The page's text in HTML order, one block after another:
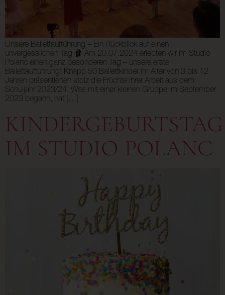
Unsere Ballettaufführung – Ein Rückblick auf einen
unvergesslichen Tag 🩰 Am 20.07.2024 erlebten wir im Studio
Polanc einen ganz besonderen Tag – unsere erste
Ballettaufführung! Knapp 50 Ballettkinder im Alter von 3 bis 12
Jahren präsentierten stolz die Früchte ihrer Arbeit aus dem
Schuljahr 2023/24. Was mit einer kleinen Gruppe im September
2023 begann, hat […]
KINDERGEBURTSTAG
IM STUDIO POLANC